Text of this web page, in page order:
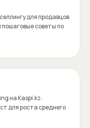
для продавцов
пошаговые советы по
на Kaspi.kz:
для роста среднего